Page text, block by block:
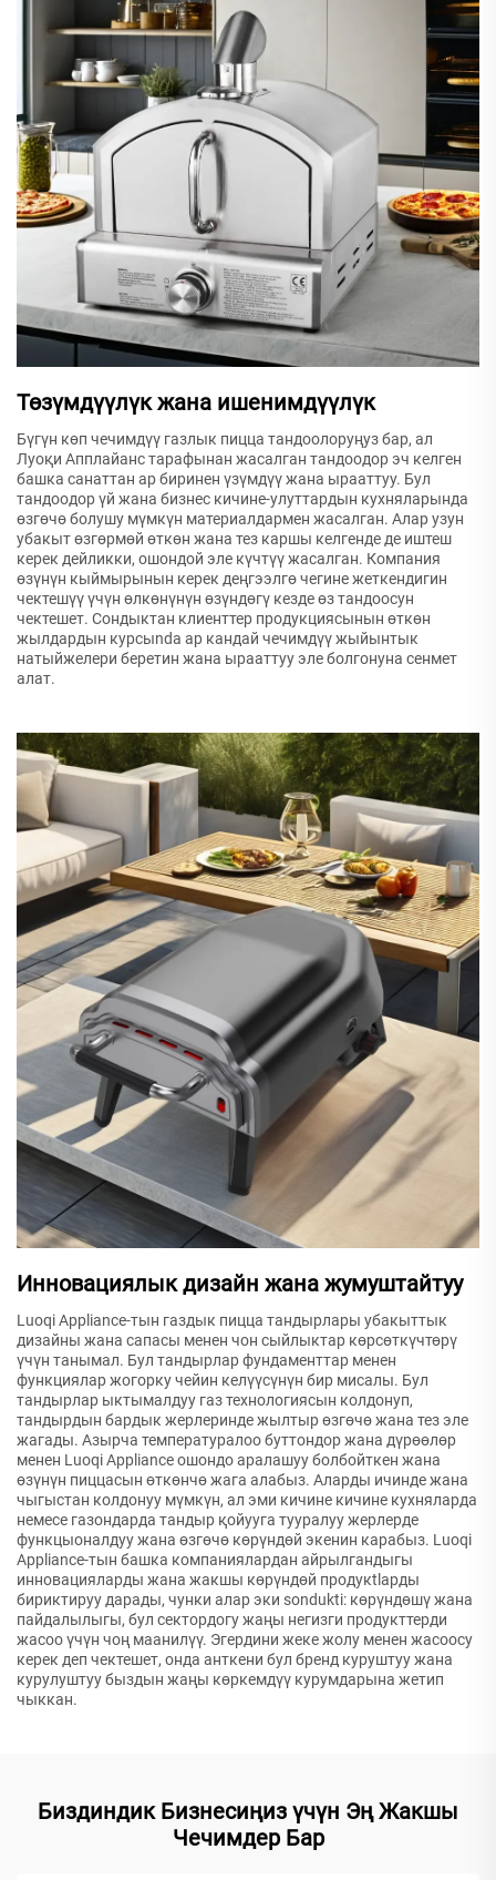
Төзүмдүүлүк жана ишенимдүүлүк
Бүгүн көп чечимдүү газлык пицца тандоолоруңуз бар, ал
Луоқи Апплайанс тарафынан жасалган тандоодор эч келген
башка санаттан ар биринен үзүмдүү жана ырааттуу. Бул
тандоодор үй жана бизнес кичине-улуттардын кухняларында
өзгөчө болушу мүмкүн материалдармен жасалган. Алар узун
убакыт өзгөрмөй өткөн жана тез каршы келгенде де иштеш
керек дейликки, ошондой эле күчтүү жасалган. Компания
өзүнүн кыймырынын керек деңгээлгө чегине жеткендигин
чектешүү үчүн өлкөнүнүн өзүндөгү кезде өз тандоосун
чектешет. Сондыктан клиенттер продукциясынын өткөн
жылдардын курсыnda ар кандай чечимдүү жыйынтык
натыйжелери беретин жана ырааттуу эле болгонуна сенмет
алат.
Инновациялык дизайн жана жумуштайтуу
Luoqi Appliance-тын газдык пицца тандырлары убакыттык
дизайны жана сапасы менен чон сыйлыктар көрсөткүчтөрү
үчүн танымал. Бул тандырлар фундаменттар менен
функциялар жогорку чейин келүүсүнүн бир мисалы. Бул
тандырлар ыктымалдуу газ технологиясын колдонуп,
тандырдын бардык жерлеринде жылтыр өзгөчө жана тез эле
жагады. Азырча температуралоо буттондор жана дүрөөлөр
менен Luoqi Appliance ошондо аралашуу болбойткен жана
өзүнүн пиццасын өткөнчө жага алабыз. Аларды ичинде жана
чыгыстан колдонуу мүмкүн, ал эми кичине кичине кухняларда
немесе газондарда тандыр қойууга тууралуу жерлерде
функцыоналдуу жана өзгөчө көрүндөй экенин карабыз. Luoqi
Appliance-тын башка компаниялардан айрылгандыгы
инновацияларды жана жакшы көрүндөй продукtlарды
бириктируу дарады, чунки алар эки sondukti: көрүндөшү жана
пайдалылыгы, бул сектордогу жаңы негизги продукттерди
жасоо үчүн чоң маанилүү. Эгердини жеке жолу менен жасоосу
керек деп чектешет, онда анткени бул бренд куруштуу жана
курулуштуу быздын жаңы көркемдүү курумдарына жетип
чыккан.
Биздиндик Бизнесиңиз үчүн Эң Жакшы
Чечимдер Бар